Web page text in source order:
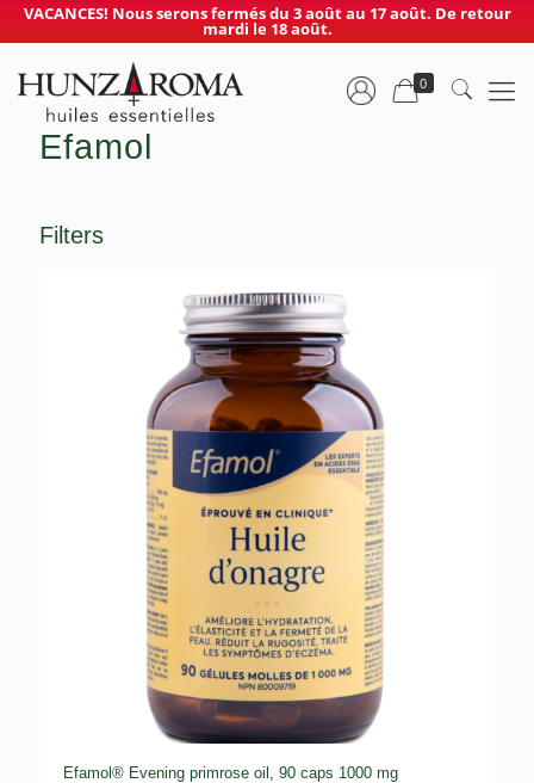
VACANCES! Nous serons fermés du 3 août au 17 août. De retour
mardi le 18 août.
0
Efamol
Filters
Efamol® Evening primrose oil, 90 caps 1000 mg